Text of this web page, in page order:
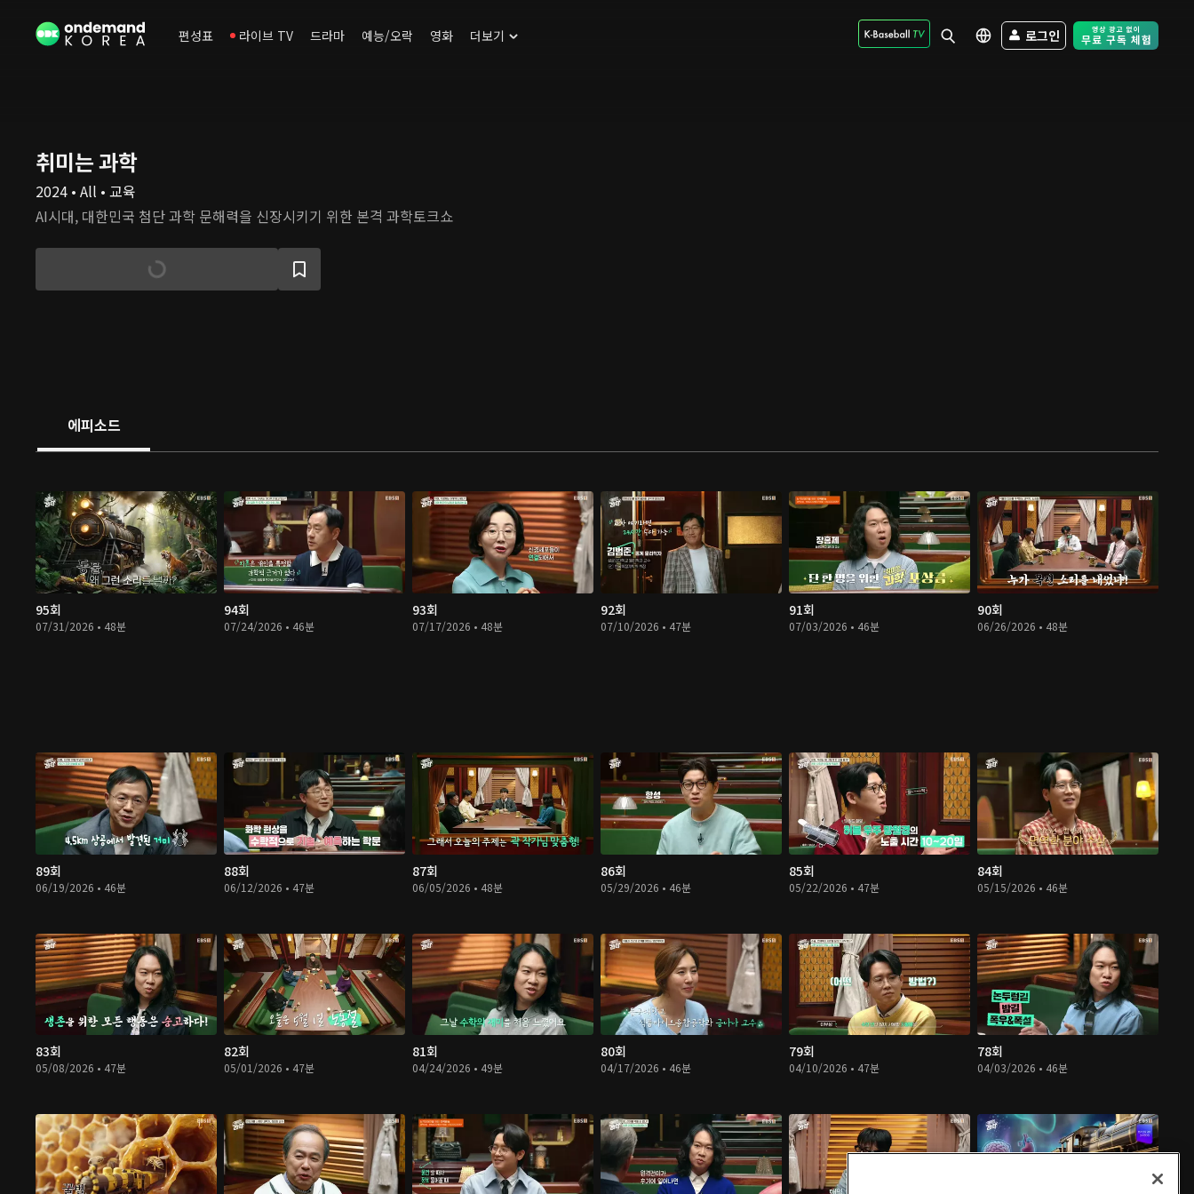
편성표 라이브 TV 드라마 예능/오락 영화 더보기 로그인 Free Trial -
취미는 과학
2024 • All • 교육
AI시대, 대한민국 첨단 과학 문해력을 신장시키기 위한 본격 과학토크쇼
에피소드
95회
07/31/2026 • 48분
94회
07/24/2026 • 46분
93회
07/17/2026 • 48분
92회
07/10/2026 • 47분
91회
07/03/2026 • 46분
90회
06/26/2026 • 48분
89회
06/19/2026 • 46분
88회
06/12/2026 • 47분
87회
06/05/2026 • 48분
86회
05/29/2026 • 46분
85회
05/22/2026 • 47분
84회
05/15/2026 • 46분
83회
05/08/2026 • 47분
82회
05/01/2026 • 47분
81회
04/24/2026 • 49분
80회
04/17/2026 • 46분
79회
04/10/2026 • 47분
78회
04/03/2026 • 46분